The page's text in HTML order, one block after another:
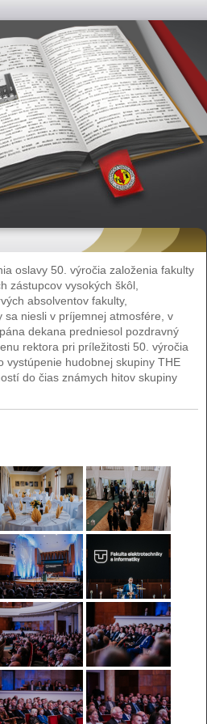
oslavy 50. výročia založenia fakulty
zástupcov vysokých škôl,
absolventov fakulty,
sa niesli v príjemnej atmosfére, v
dekana predniesol pozdravný
rektora pri príležitosti 50. výročia
vystúpenie hudobnej skupiny THE
do čias známych hitov skupiny